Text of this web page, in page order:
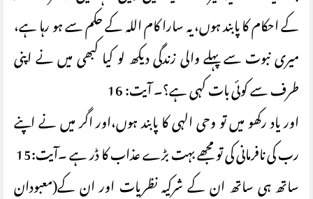
کے احکام کا پابند ہوں، یہ سارا کام اللہ کے حکم سے ہو رہا ہے،
میری نبوت سے پہلے والی زندگی دیکھ لو کیا کبھی میں نے اپنی
طرف سے کوئی بات کہی ہے؟۔ آیت: 16
اور یاد رکھو میں تو وحی الہی کا پابند ہوں،اور اگر میں نے اپنے
رب کی نافرمانی کی تو مجھے بہت بڑے عذاب کا ڈر ہے ۔آیت:15
ساتھ ہی ساتھ ان کے شرکیہ نظریات اور ان کے(معبودان